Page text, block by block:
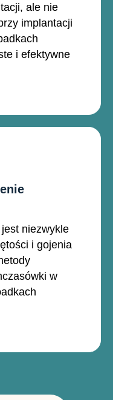
ale nie
implantacji
i efektywne
niezwykle
i gojenia
w